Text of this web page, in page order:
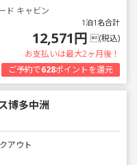
ド キャビン
1泊1名合計
12,571円 (税込)
お支払いは最大2ヶ月後！
ご予約で628ポイントを還元
博多中洲
アウト